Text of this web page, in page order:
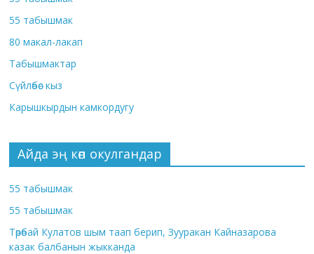
55 табышмак
80 макал-лакап
Табышмактар
Сүйлөбөс кыз
Карышкырдын камкордугу
Айда эң көп окулгандар
55 табышмак
55 табышмак
Төрөбай Кулатов шым таап берип, Зууракан Кайназарова
казак балбанын жыкканда